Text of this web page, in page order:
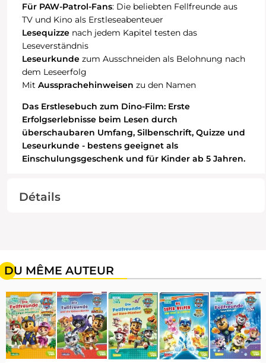
Für PAW-Patrol-Fans: Die beliebten Fellfreunde aus
TV und Kino als Erstleseabenteuer
Lesequizzenach jedem Kapitel testen das
Leseverständnis
Leseurkundezum Ausschneiden als Belohnung nach
dem Leseerfolg
Mit Aussprachehinweisen zu den Namen
Das Erstlesebuch zum Dino-Film: Erste
Erfolgserlebnisse beim Lesen durch
überschaubaren Umfang, Silbenschrift, Quizze und
Leseurkunde - bestens geeignet als
Einschulungsgeschenk und für Kinder ab 5 Jahren.
Détails
DU MÊME AUTEUR